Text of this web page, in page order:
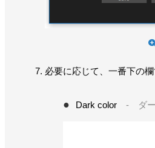
必要に応じて、一番下の
Dark color - ダー